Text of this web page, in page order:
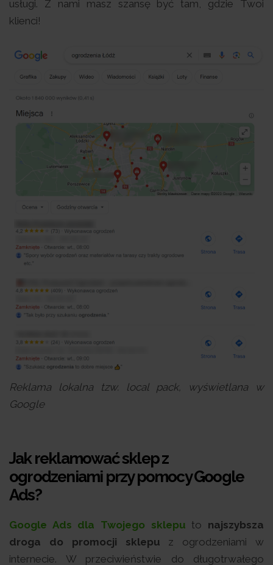
usługi. Z nami masz szansę być tam, gdzie Twoi
klienci!
Reklama lokalna tzw. local pack, wyświetlana w
Google
Jak reklamować sklep z
ogrodzeniami przy pomocy Google
Ads?
Google Ads dla Twojego sklepu to najszybsza
droga do promocji sklepu z ogrodzeniami w
internecie. W przeciwieństwie do długotrwałego